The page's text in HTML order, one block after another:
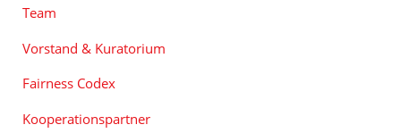
Team
Vorstand & Kuratorium
Fairness Codex
Kooperationspartner